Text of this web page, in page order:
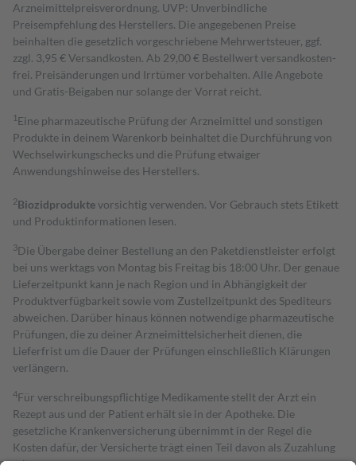
Arzneimittelpreisverordnung. UVP: Unverbindliche
Preisempfehlung des Herstellers. Die angegebenen Preise
beinhalten die gesetzlich vorgeschriebene Mehrwertsteuer, ggf.
zzgl. 3,95 € Versandkosten. Ab 29,00 € Bestell­wert versand­kosten­
frei. Preisänderungen und Irrtümer vorbehalten. Alle Angebote
und Gratis-Beigaben nur solange der Vorrat reicht.
1 Eine pharmazeutische Prüfung der Arzneimittel und sonstigen
Produkte in deinem Warenkorb beinhaltet die Durchführung von
Wechselwirkungschecks und die Prüfung etwaiger
Anwendungshinweise des Herstellers.
2Biozidproduktevorsichtig verwenden. Vor Gebrauch stets Etikett
und Produktinformationen lesen.
3Die Übergabe deiner Bestellung an den Paketdienstleister erfolgt
bei uns werktags von Montag bis Freitag bis 18:00 Uhr. Der genaue
Lieferzeitpunkt kann je nach Region und in Abhängigkeit der
Produktverfügbarkeit sowie vom Zustellzeitpunkt des Spediteurs
abweichen. Darüber hinaus können notwendige pharmazeutische
Prüfungen, die zu deiner Arzneimittelsicherheit dienen, die
Lieferfrist um die Dauer der Prüfungen einschließlich Klärungen
verlängern.
4Für verschreibungspflichtige Medikamente stellt der Arzt ein
Rezept aus und der Patient erhält sie in der Apotheke. Die
gesetzliche Krankenversicherung übernimmt in der Regel die
Kosten dafür, der Versicherte trägt einen Teil davon als Zuzahlung
mit.